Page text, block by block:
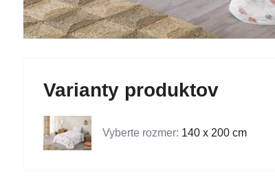
Varianty produktov
Vyberte rozmer: 140 x 200 cm